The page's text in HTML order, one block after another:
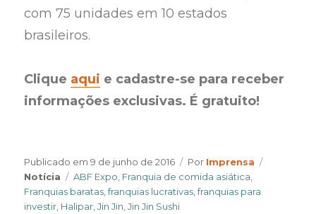
com 75 unidades em 10 estados
brasileiros.
Clique aqui e cadastre-se para receber
informações exclusivas. É gratuito!
Publicado em9 de junho de 2016 Por Author
Imprensa
Notícia
Tags
ABF Expo Franquia de comida asiática
Franquias baratas ,franquias lucrativas ,franquias para
investir Halipar ,Jin Jin ,Jin Jin Sushi